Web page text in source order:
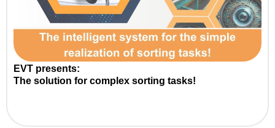
EVT presents:
The solution for complex sorting tasks!